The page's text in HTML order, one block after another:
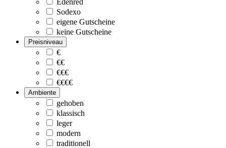
Sodexo
eigene Gutscheine
keine Gutscheine
Preisniveau
€
€€
€€€
€€€€
Ambiente
gehoben
klassisch
leger
modern
traditionell